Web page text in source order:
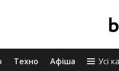
Техно Афіша Усі